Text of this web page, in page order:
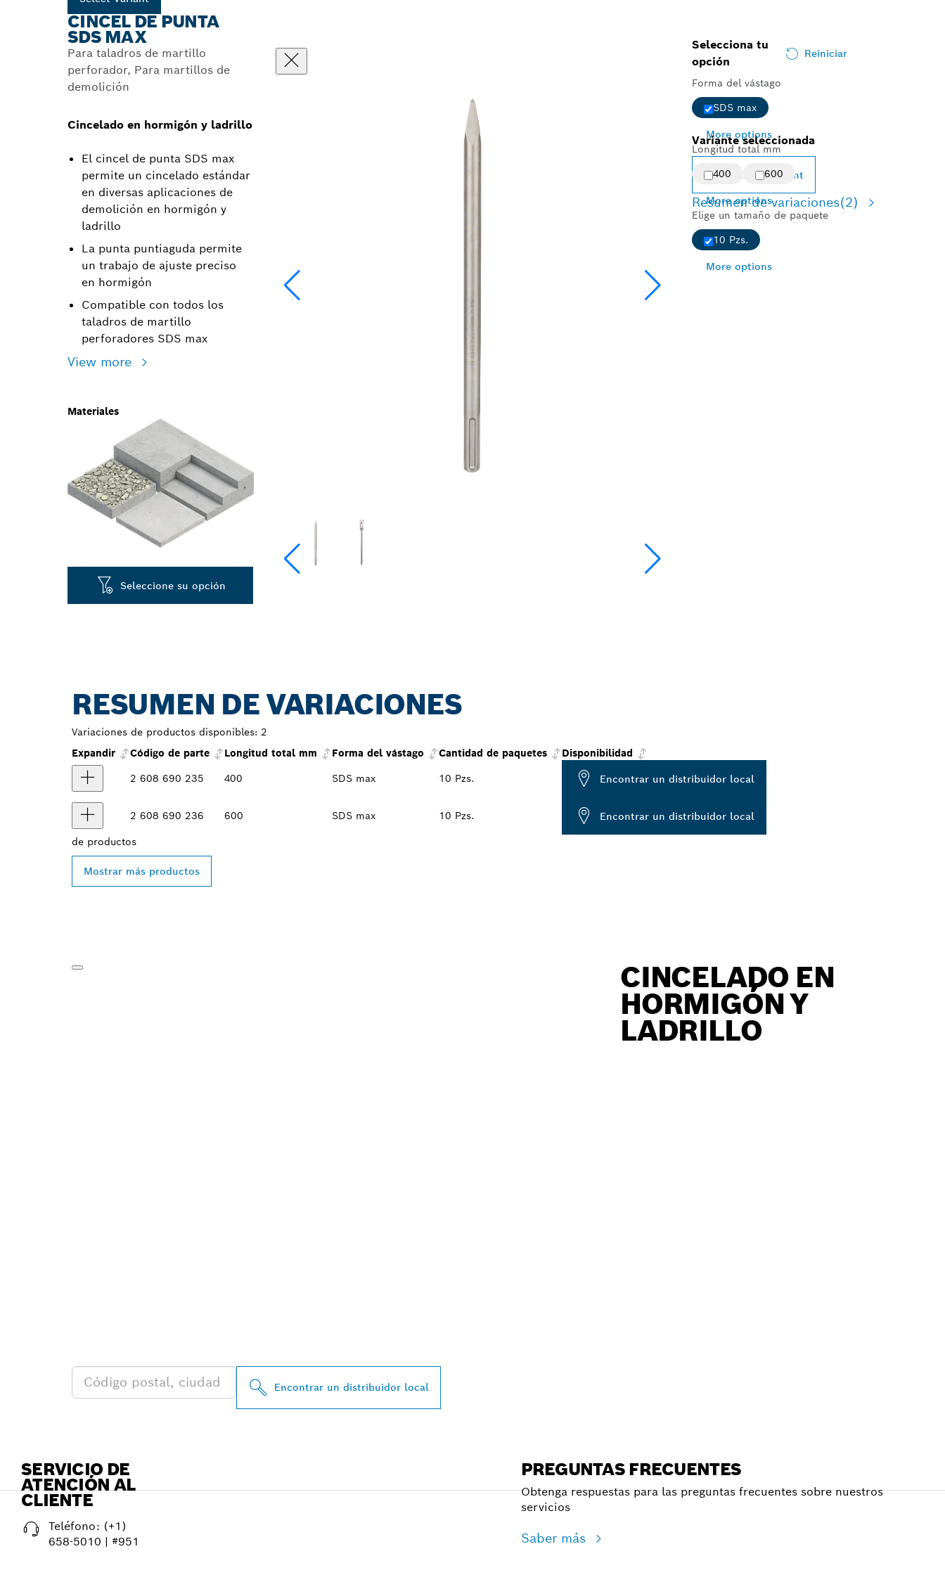
CINCEL DE PUNTA
SDS MAX
Para taladros de martillo
perforador, Para martillos de
demolición
Cincelado en hormigón y ladrillo
El cincel de punta SDS max
permite un cincelado estándar
en diversas aplicaciones de
demolición en hormigón y
ladrillo
La punta puntiaguda permite
un trabajo de ajuste preciso
en hormigón
Compatible con todos los
taladros de martillo
perforadores SDS max
View more
Materiales
Seleccione su opción
Selecciona tu
opción
Reiniciar
Forma del vástago
SDS max
More options
Longitud total mm
400
600
More options
Elige un tamaño de paquete
10 Pzs.
More options
Variante seleccionada
Change variant
Resumen de variaciones(2)
RESUMEN DE VARIACIONES
Variaciones de productos disponibles: 2
Expandir
Código de parte Longitud total mm Forma del vástago Cantidad de paquetes
Disponibilidad
2 608 690 235
400 SDS max 10 Pzs. Encontrar un distribuidor local
2 608 690 236 600 SDS max 10 Pzs. Encontrar un distribuidor local
de productos
Mostrar más productos
CINCELADO EN
HORMIGÓN Y
LADRILLO
Encontrar un distribuidor local
SERVICIO DE
ATENCIÓN AL
CLIENTE
Teléfono: (+1)
658-5010 | #951
PREGUNTAS FRECUENTES
Obtenga respuestas para las preguntas frecuentes sobre nuestros
servicios
Saber más